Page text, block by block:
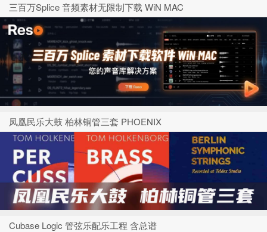
三百万Splice 音频素材无限制下载 WiN MAC
凤凰民乐大鼓 柏林铜管三套 PHOENIX
Cubase Logic 管弦乐配乐工程 含总谱